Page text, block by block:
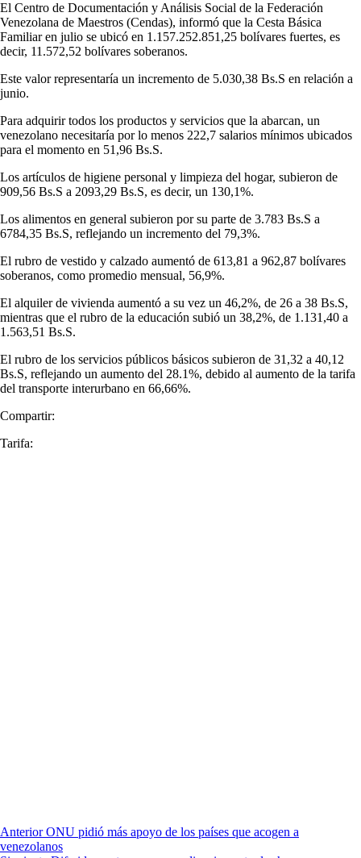
El Centro de Documentación y Análisis Social de la Federación
Venezolana de Maestros (Cendas), informó que la Cesta Básica
Familiar en julio se ubicó en 1.157.252.851,25 bolívares fuertes, es
decir, 11.572,52 bolívares soberanos.
Este valor representaría un incremento de 5.030,38 Bs.S en relación a
junio.
Para adquirir todos los productos y servicios que la abarcan, un
venezolano necesitaría por lo menos 222,7 salarios mínimos ubicados
para el momento en 51,96 Bs.S.
Los artículos de higiene personal y limpieza del hogar, subieron de
909,56 Bs.S a 2093,29 Bs.S, es decir, un 130,1%.
Los alimentos en general subieron por su parte de 3.783 Bs.S a
6784,35 Bs.S, reflejando un incremento del 79,3%.
El rubro de vestido y calzado aumentó de 613,81 a 962,87 bolívares
soberanos, como promedio mensual, 56,9%.
El alquiler de vivienda aumentó a su vez un 46,2%, de 26 a 38 Bs.S,
mientras que el rubro de la educación subió un 38,2%, de 1.131,40 a
1.563,51 Bs.S.
El rubro de los servicios públicos básicos subieron de 31,32 a 40,12
Bs.S, reflejando un aumento del 28.1%, debido al aumento de la tarifa
del transporte interurbano en 66,66%.
Compartir:
Tarifa:
Anterior ONU pidió más apoyo de los países que acogen a
venezolanos